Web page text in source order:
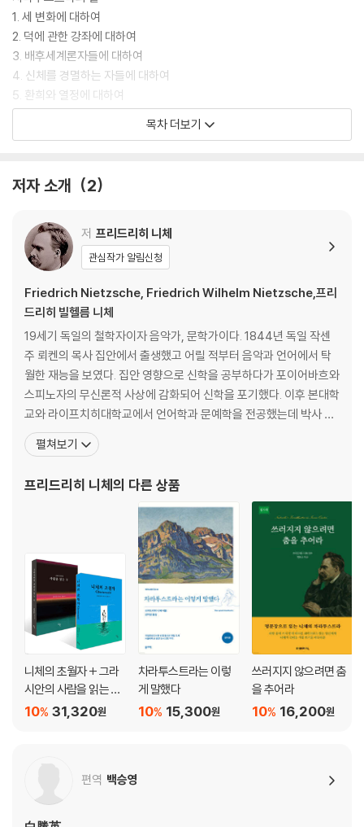
1. 세 변화에 대하여
2. 덕에 관한 강좌에 대하여
3. 배후세계론자들에 대하여
4. 신체를 경멸하는 자들에 대하여
5. 환희와 열정에 대하여
6. 창백한 범죄인에 대하여
10. 싸움과 전사에 대하여
12. 시장의 파리떼에 대하여
13. 순결에 대하여
14. 벗에 대하여
15. 천 개의 목표와 하나의 목표에 대하여
16. 이웃사랑에 대하여
17. 창조자의 길에 대하여
18. 늙은 여자들과 젊은 여자들에 대하여
19. 독사의 묾에 대하여
20. 아이와 혼인에 대하여
21. 자유로운 죽음에 대하여
4. 사제들에 대하여
5. 덕있는 자들에 대하여
6. 잡것들에 대하여
7. 타란툴라에 대하여
8. 유명한 현자들에 대하여
10. 춤의 노래
12. 자기극복에 대하여
15. 때묻지 않은 인식에 대하여
16. 학자들에 대하여
17. 시인들에 대하여
목차 더보기
저자 소개 2
저 프리드리히 니체
관심작가 알림신청
Friedrich Nietzsche, Friedrich Wilhelm Nietzsche,프리
드리히 빌헬름 니체
19세기 독일의 철학자이자 음악가, 문학가이다. 1844년 독일 작센
주 뢰켄의 목사 집안에서 출생했고 어릴 적부터 음악과 언어에서 탁
월한 재능을 보였다. 집안 영향으로 신학을 공부하다가 포이어바흐와
스피노자의 무신론적 사상에 감화되어 신학을 포기했다. 이후 본대학
교와 라이프치히대학교에서 언어학과 문예학을 전공했는데 박사 논
문을 제출하기 전에 이미 명문대인 스위스 바젤대학교에 초빙될 만큼
뛰어난 학생이었다. 1869년부터 스위스 바젤대학교에서 고전문헌
었다. 편두통과 위통에 시달리는 데다가 우울증까지 앓았지만
펼쳐보기
프리드리히 니체의 다른 상품
니체의 초월자 + 그라
시안의 사람을 읽는 눈
세트 31,320원
10%
차라투스트라는 이렇
게 말했다
15,300원
10%
쓰러지지 않으려면 춤
을 추어라
16,200원
10%
편역 백승영